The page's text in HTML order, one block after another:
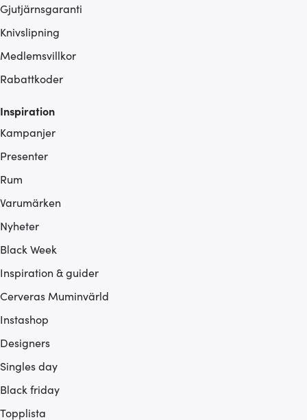
Gjutjärnsgaranti
Knivslipning
Medlemsvillkor
Rabattkoder
Inspiration
Kampanjer
Presenter
Rum
Varumärken
Nyheter
Black Week
Inspiration & guider
Cerveras Muminvärld
Instashop
Designers
Singles day
Black friday
Topplista